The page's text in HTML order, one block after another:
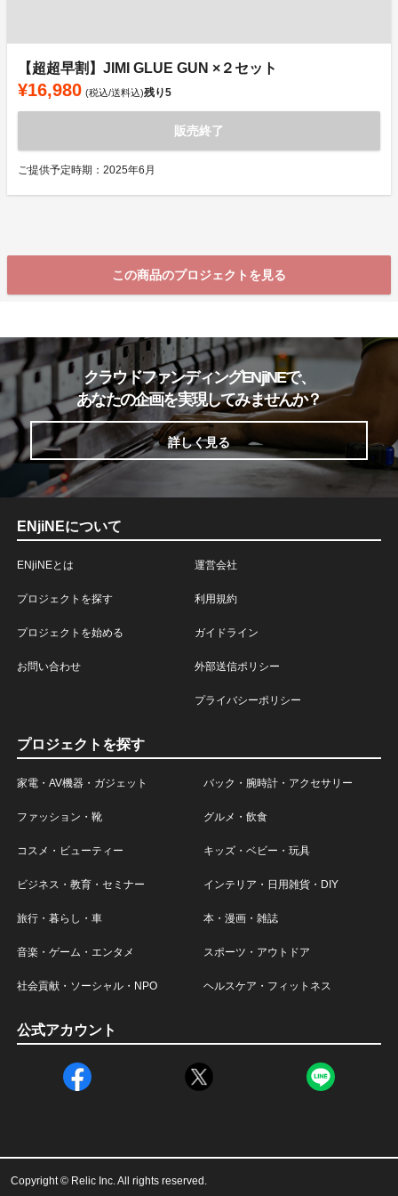
【超超早割】JIMI GLUE GUN ×２セット
¥16,980 (税込/送料込)残り5
販売終了
ご提供予定時期：2025年6月
この商品のプロジェクトを見る
クラウドファンディングENjiNEで、
あなたの企画を実現してみませんか？
詳しく見る
ENjiNEについて
ENjiNEとは
プロジェクトを探す
プロジェクトを始める
お問い合わせ
運営会社
利用規約
ガイドライン
外部送信ポリシー
プライバシーポリシー
プロジェクトを探す
家電・AV機器・ガジェット バック・腕時計・アクセサリー
ファッション・靴 グルメ・飲食
コスメ・ビューティー キッズ・ベビー・玩具
ビジネス・教育・セミナー インテリア・日用雑貨・DIY
旅行・暮らし・車 本・漫画・雑誌
音楽・ゲーム・エンタメ スポーツ・アウトドア
社会貢献・ソーシャル・NPO ヘルスケア・フィットネス
公式アカウント
Copyright © Relic Inc. All rights reserved.